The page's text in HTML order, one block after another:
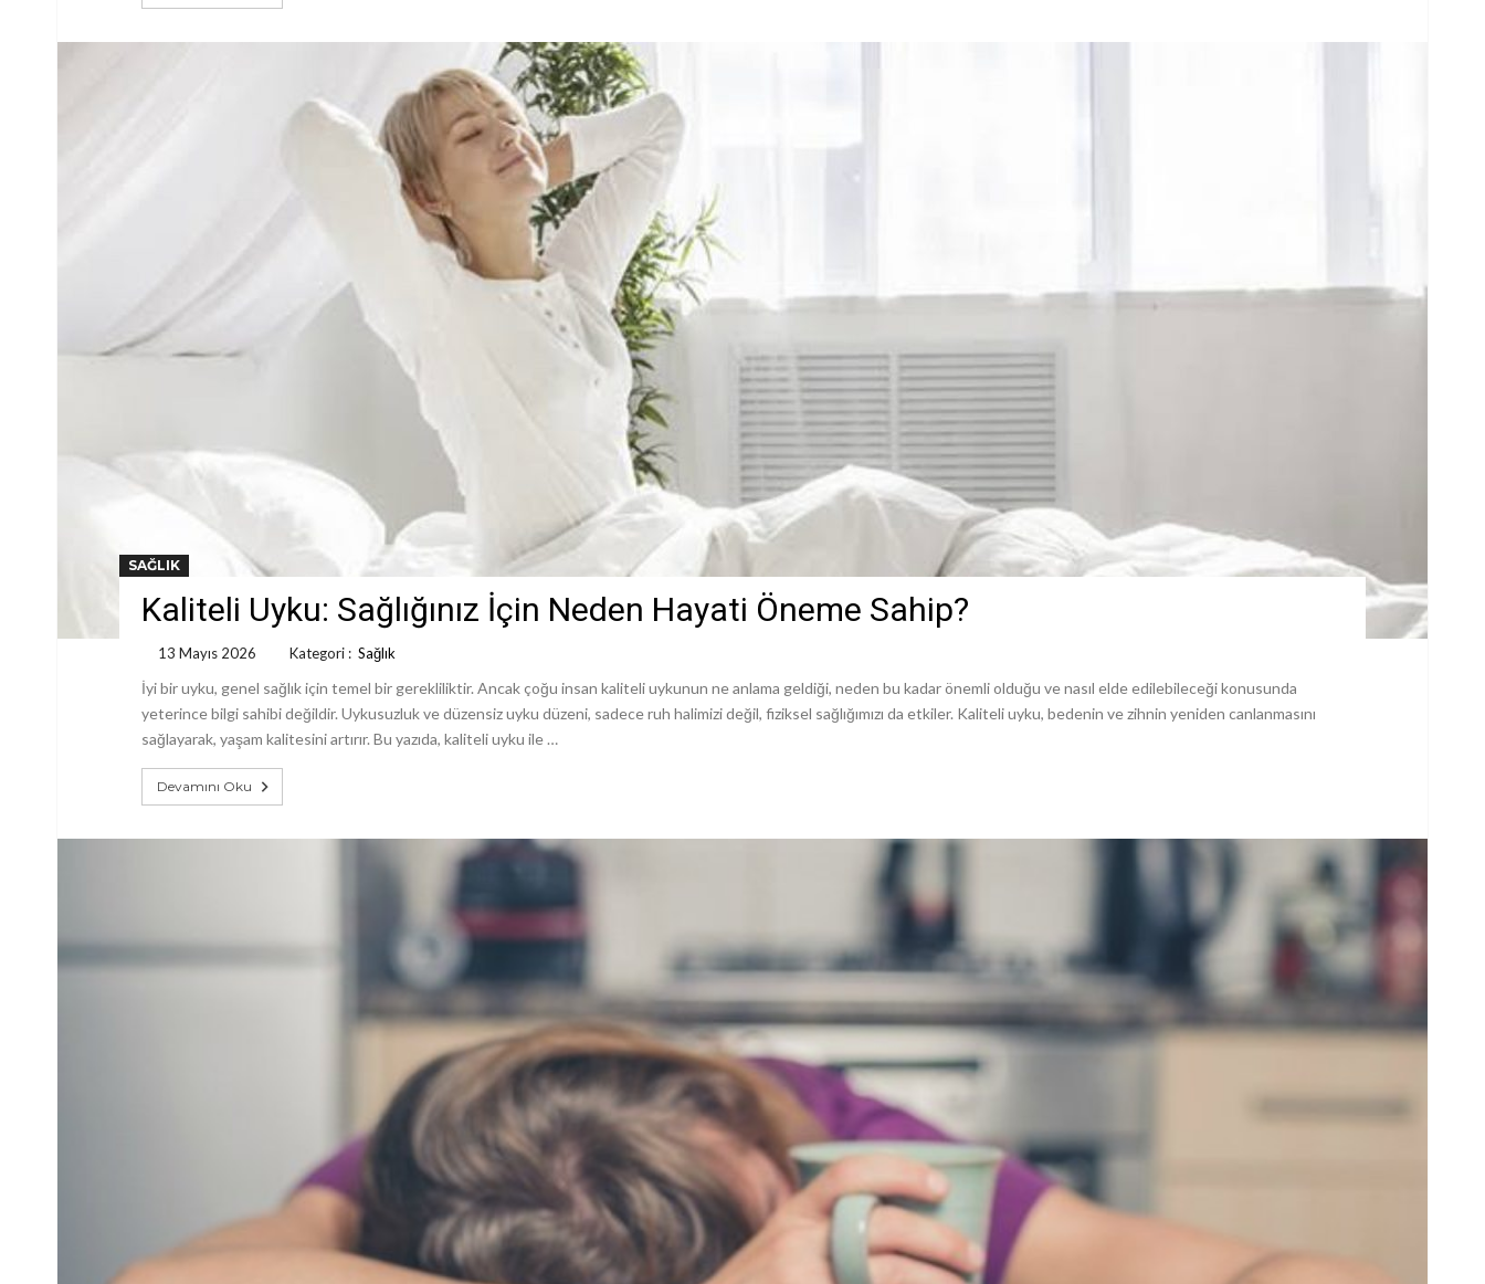
SAĞLIK
Kaliteli Uyku: Sağlığınız İçin Neden Hayati Öneme Sahip?
13 Mayıs 2026 Kategori : Sağlık
İyi bir uyku, genel sağlık için temel bir gerekliliktir. Ancak çoğu insan kaliteli uykunun ne anlama geldiği, neden bu kadar önemli olduğu ve nasıl elde edilebileceği konusunda
yeterince bilgi sahibi değildir. Uykusuzluk ve düzensiz uyku düzeni, sadece ruh halimizi değil, fiziksel sağlığımızı da etkiler. Kaliteli uyku, bedenin ve zihnin yeniden canlanmasını
sağlayarak, yaşam kalitesini artırır. Bu yazıda, kaliteli uyku ile …
Devamını Oku